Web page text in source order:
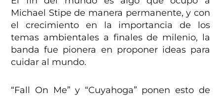
Michael Stipe de manera permanente, y con
el crecimiento en la importancia de los
temas ambientales a finales de milenio, la
banda fue pionera en proponer ideas para
cuidar al mundo.
“Fall On Me” y “Cuyahoga” ponen esto de